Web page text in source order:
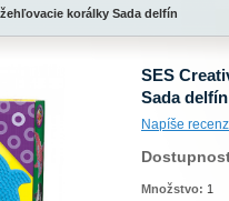
korálky Sada delfín
SES
Sada delfín
Napíše
Množstvo: 1